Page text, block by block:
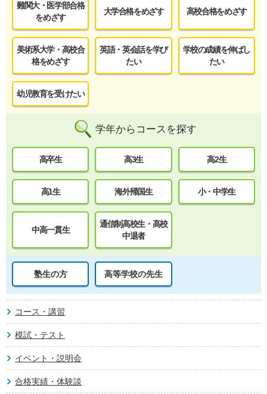
難関大・医学部合格
をめざす
大学合格をめざす 高校合格をめざす
美術系大学・高校合
格をめざす
英語・英会話を学び
たい
学校の成績を伸ばし
たい
幼児教育を受けたい
学年からコースを探す
高卒生 高3生 高2生
高1生 海外帰国生 小・中学生
中高一貫生
通信制高校生・高校
中退者
塾生の方 高等学校の先生
コース・講習
模試・テスト
イベント・説明会
合格実績・体験談